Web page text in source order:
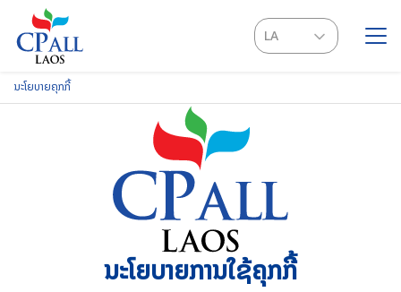
content
LA
SEARCH
ນະໂຍບາຍຄຸກກີ້
ນະໂຍບາຍການໃຊ້ຄຸກກີ້